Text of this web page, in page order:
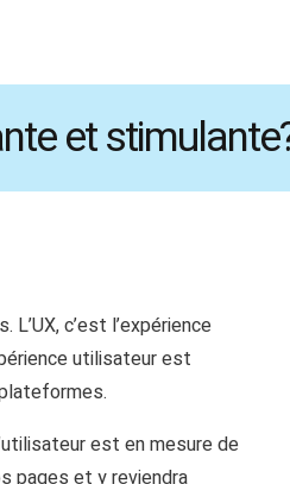
Consultation
et
c’est l’expérience
utilisateur est
est en mesure de
pages et y reviendra